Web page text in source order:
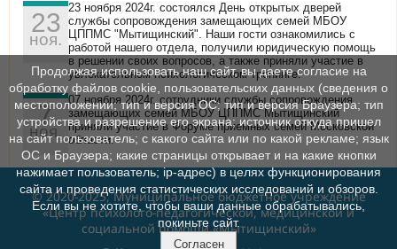
23
ноя.
23 ноября 2024г. состоялся День открытых дверей
службы сопровождения замещающих семей МБОУ
ЦППМС "Мытищинский". Наши гости ознакомились с
работой нашего отдела, получили юридическую помощь
в решении своих вопросов, а также приняли участие в
увлекательном психологическом тренинге.
7
ноя.
07 ноября 2024г. сотрудники службы сопровождения
замещающих семей МБОУ ЦППМС Мытищинский
приняли участие в Форуме приемных семей Московской
области.
© 2020-2025, Муниципальное бюджетное учреждение
«Центр психолого-педагогической, медицинской и
социальной помощи «Мытищинский»
Продолжая использовать наш сайт, вы даете согласие на
обработку файлов cookie, пользовательских данных (сведения о
местоположении; тип и версия ОС; тип и версия Браузера; тип
устройства и разрешение его экрана; источник откуда пришел
на сайт пользователь; с какого сайта или по какой рекламе; язык
ОС и Браузера; какие страницы открывает и на какие кнопки
нажимает пользователь; ip-адрес) в целях функционирования
сайта и проведения статистических исследований и обзоров.
Если вы не хотите, чтобы ваши данные обрабатывались,
покиньте сайт.
Согласен